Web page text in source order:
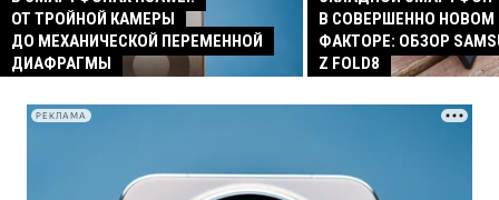
ОТ ТРОЙНОЙ КАМЕРЫ
ДО МЕХАНИЧЕСКОЙ ПЕРЕМЕННОЙ
ДИАФРАГМЫ
В СОВЕРШЕННО
ФАКТОРЕ: ОБЗОР
Z FOLD8
РЕКЛАМА